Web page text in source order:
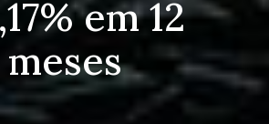
em 12
meses